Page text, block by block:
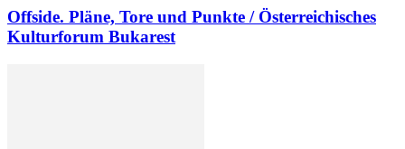
Offside. Pläne, Tore und Punkte / Österreichisches
Kulturforum Bukarest